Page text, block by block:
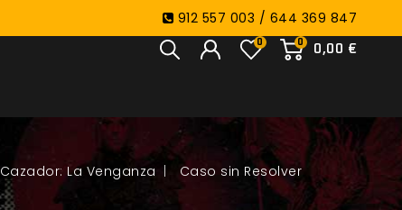
912 557 003 / 644 369 847
0
0,00 €
0
Cazador: La Venganza Caso sin Resolver